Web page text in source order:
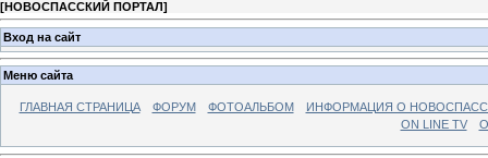
[НОВОСПАССКИЙ ПОРТАЛ]
Вход на сайт
Меню сайта
ГЛАВНАЯ СТРАНИЦА ФОРУМ ФОТОАЛЬБОМ
ИНФОРМАЦИЯ О
ON LINE TV